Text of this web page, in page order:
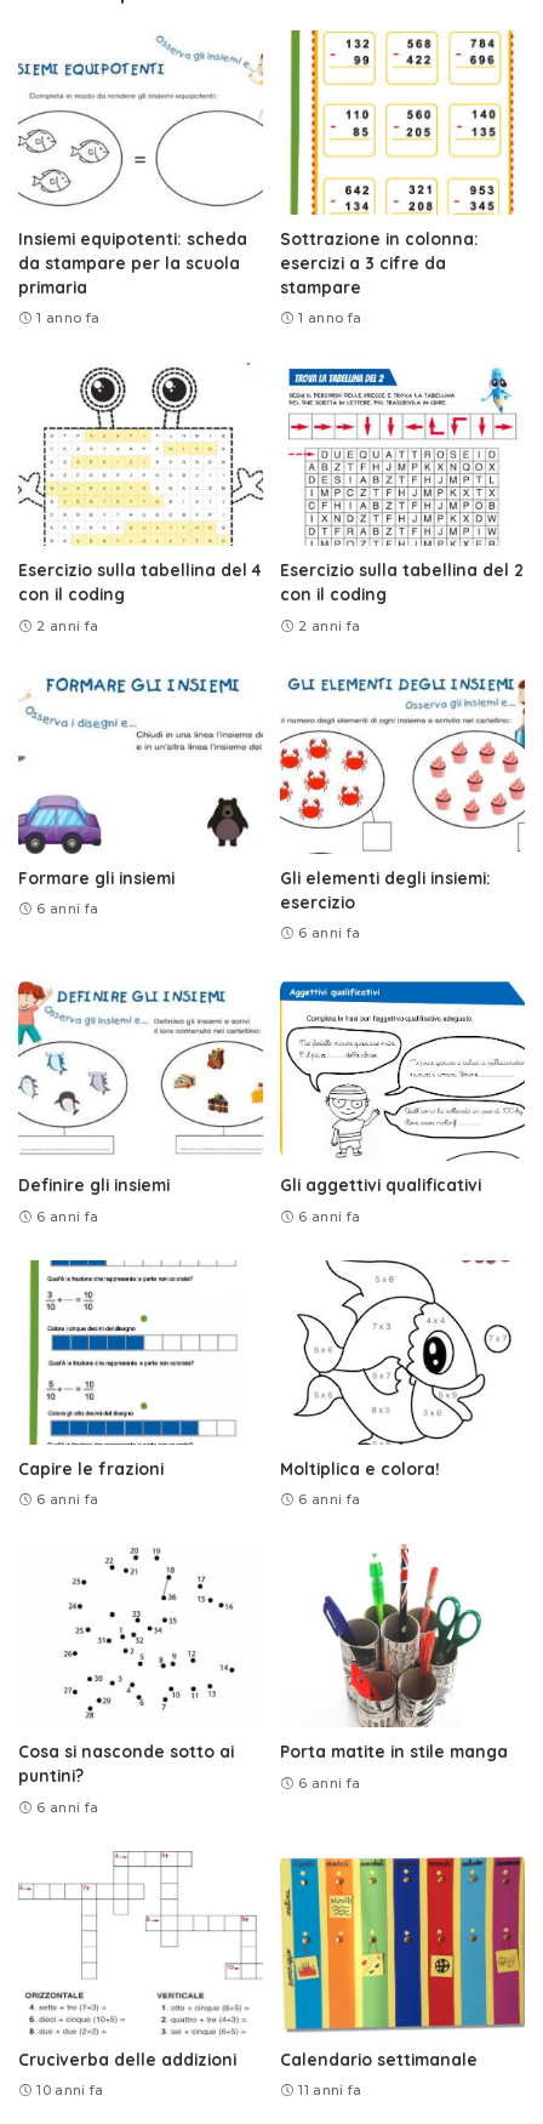
Insiemi equipotenti: scheda
da stampare per la scuola
primaria
1 anno fa
Sottrazione in colonna:
esercizi a 3 cifre da
stampare
1 anno fa
Esercizio sulla tabellina del 4
con il coding
2 anni fa
Esercizio sulla tabellina del 2
con il coding
2 anni fa
Formare gli insiemi
6 anni fa
Gli elementi degli insiemi:
esercizio
6 anni fa
Definire gli insiemi
6 anni fa
Gli aggettivi qualificativi
6 anni fa
Capire le frazioni
6 anni fa
Moltiplica e colora!
6 anni fa
Cosa si nasconde sotto ai
puntini?
6 anni fa
Porta matite in stile manga
6 anni fa
Cruciverba delle addizioni
10 anni fa
Calendario settimanale
11 anni fa